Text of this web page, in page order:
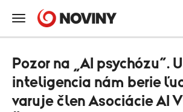
Pozor na „AI psychózu“.
inteligencia nám berie
varuje člen Asociácie AI